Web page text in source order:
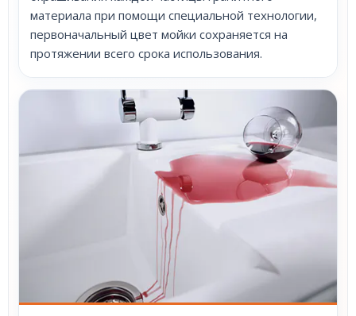
материала при помощи специальной технологии,
первоначальный цвет мойки сохраняется на
протяжении всего срока использования.